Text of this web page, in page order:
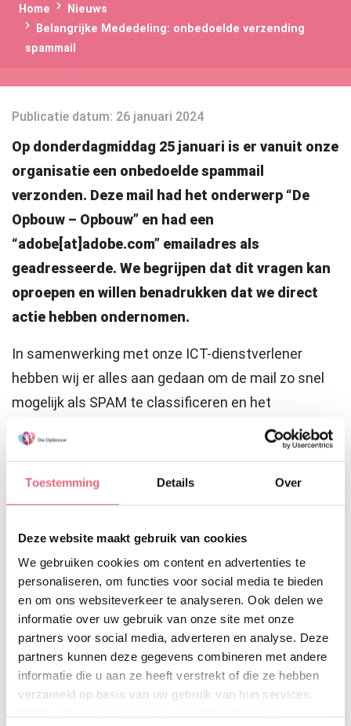
Toestemming Details Over
Deze website maakt gebruik van cookies
We gebruiken cookies om content en advertenties te
personaliseren, om functies voor social media te bieden
en om ons websiteverkeer te analyseren. Ook delen we
informatie over uw gebruik van onze site met onze
partners voor social media, adverteren en analyse. Deze
partners kunnen deze gegevens combineren met andere
informatie die u aan ze heeft verstrekt of die ze hebben
verzameld op basis van uw gebruik van hun services.
Home
Nieuws
Belangrijke Mededeling: onbedoelde verzending
spammail
Publicatie datum: 26 januari 2024
Op donderdagmiddag 25 januari is er vanuit onze
organisatie een onbedoelde spammail
verzonden. Deze mail had het onderwerp “De
Opbouw – Opbouw” en had een
“adobe[at]adobe.com” emailadres als
geadresseerde. We begrijpen dat dit vragen kan
oproepen en willen benadrukken dat we direct
actie hebben ondernomen.
In samenwerking met onze ICT-dienstverlener
hebben wij er alles aan gedaan om de mail zo snel
mogelijk als SPAM te classificeren en het
verzenden tegen te houden. Heeft u een spammail
van De Opbouw ontvangen dan adviseren wij u om
deze mail direct uit uw mailbox te verwijderen.
wachtwoord te wijzigen.
We zijn momenteel bezig met een grondig
onderzoek om de oorsprong van deze spammail te
identificeren. Ons team I&A werkt dagelijks hard om
de zorg veilig te houden en doen er alles aan om
SPAM en dergelijke te voorkomen.
Onze excuses voor enig ongemak dat dit heeft